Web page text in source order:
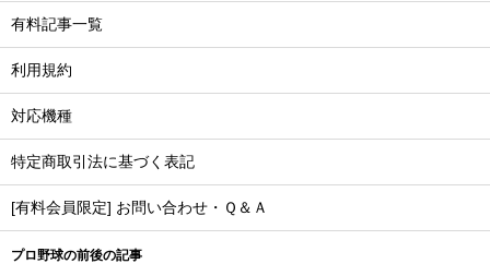
有料記事一覧
利用規約
対応機種
特定商取引法に基づく表記
[有料会員限定] お問い合わせ・Ｑ＆Ａ
プロ野球の前後の記事